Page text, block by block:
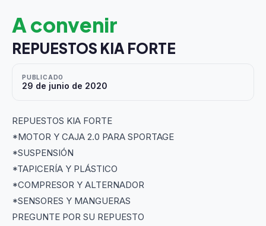
A convenir
REPUESTOS KIA FORTE
PUBLICADO
29 de junio de 2020
REPUESTOS KIA FORTE
*MOTOR Y CAJA 2.0 PARA SPORTAGE
*SUSPENSIÓN
*TAPICERÍA Y PLÁSTICO
*COMPRESOR Y ALTERNADOR
*SENSORES Y MANGUERAS
PREGUNTE POR SU REPUESTO